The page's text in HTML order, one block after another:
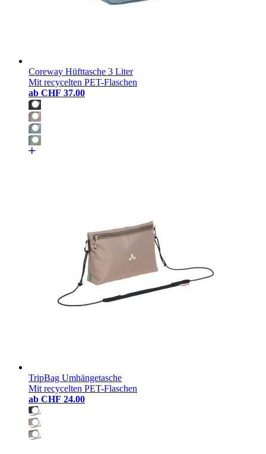
Coreway Hüfttasche 3 Liter
Mit recycelten PET-Flaschen
ab CHF 37.00
TripBag Umhängetasche
Mit recycelten PET-Flaschen
ab CHF 24.00